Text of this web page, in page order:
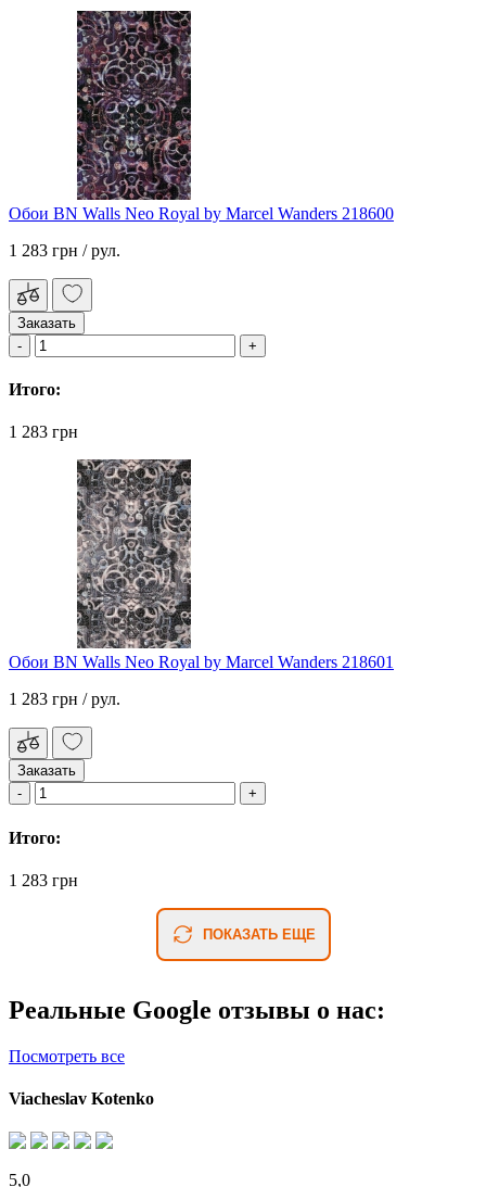
Обои BN Walls Neo Royal by Marcel Wanders 218600
1 283 грн / рул.
Заказать
Итого:
1 283 грн
Обои BN Walls Neo Royal by Marcel Wanders 218601
1 283 грн / рул.
Заказать
Итого:
1 283 грн
ПОКАЗАТЬ ЕЩЕ
Реальные Google отзывы о нас:
Посмотреть все
Viacheslav Kotenko
5,0